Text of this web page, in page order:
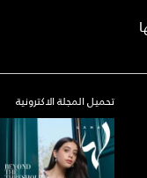
تحميل المجلة الاكترونية